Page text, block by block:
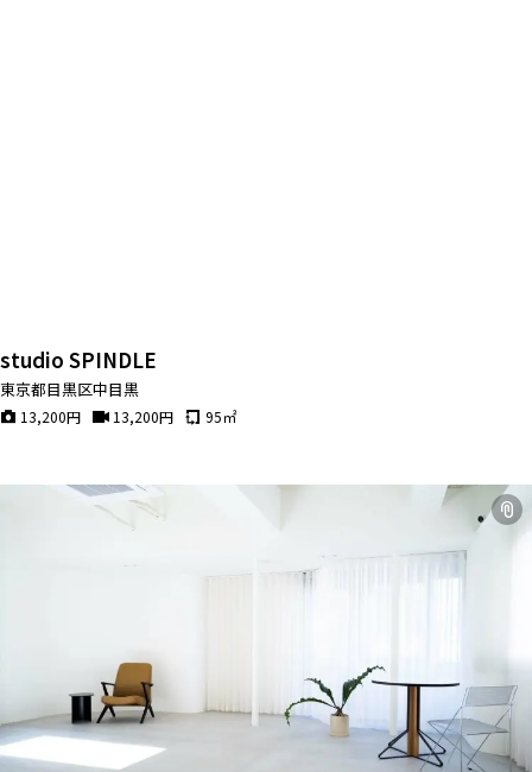
studio SPINDLE
東京都目黒区中目黒
13,200円 13,200円 95㎡